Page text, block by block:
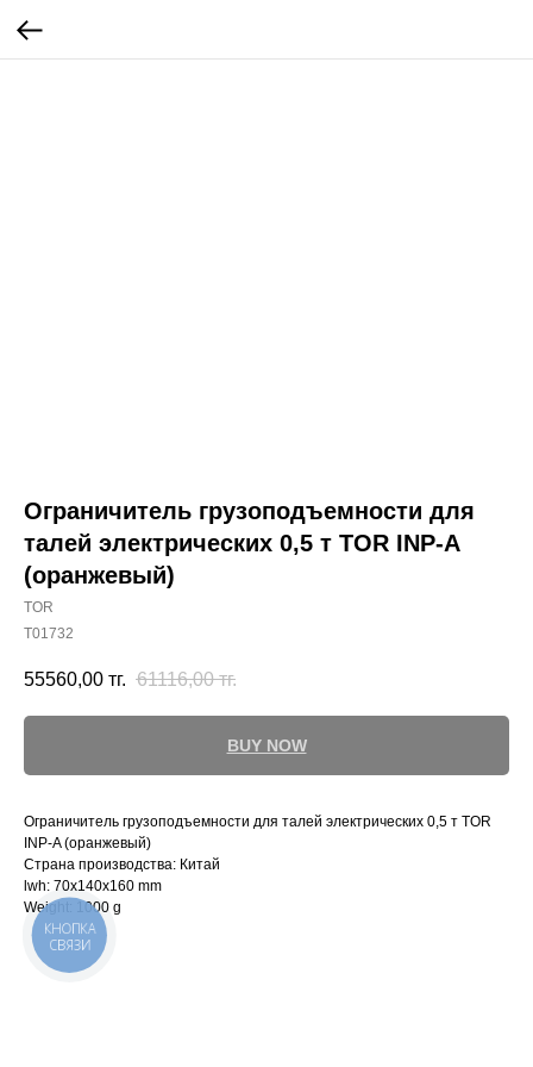
Ограничитель грузоподъемности для
талей электрических 0,5 т TOR INP-A
(оранжевый)
TOR
T01732
55560,00 тг. 61116,00 тг.
BUY NOW
Ограничитель грузоподъемности для талей электрических 0,5 т TOR
INP-A (оранжевый)
Страна производства: Китай
lwh: 70x140x160 mm
Weight: 1000 g
КНОПКА
СВЯЗИ